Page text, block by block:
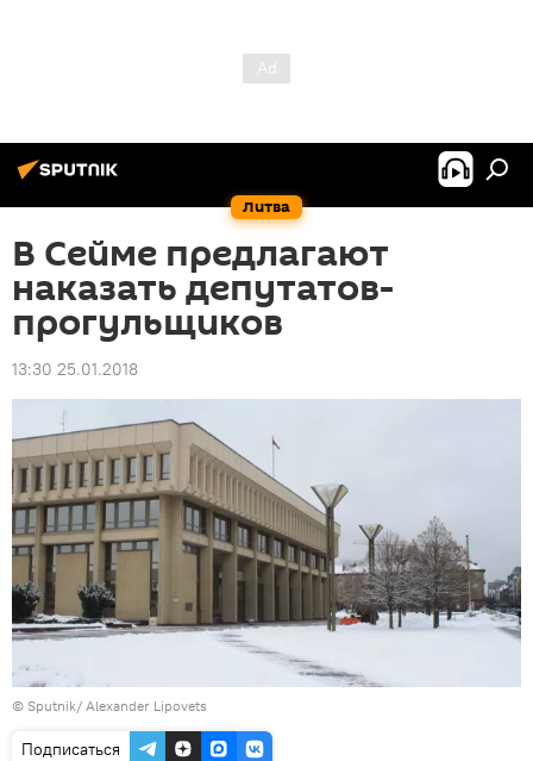
Литва
В Сейме предлагают
наказать депутатов-
прогульщиков
13:30 25.01.2018
© Sputnik/ Alexander Lipovets
Подписаться